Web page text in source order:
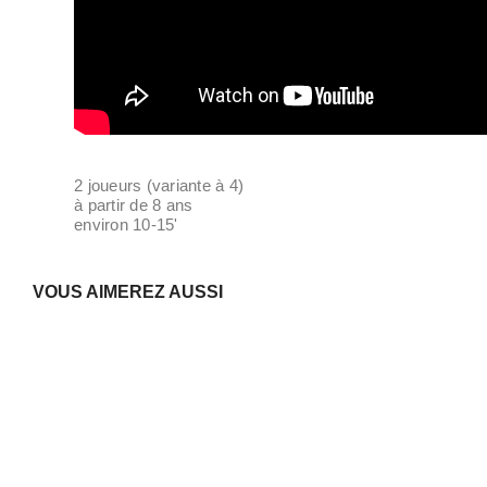
2 joueurs (variante à 4)
à partir de 8 ans
environ 10-15'
VOUS AIMEREZ AUSSI